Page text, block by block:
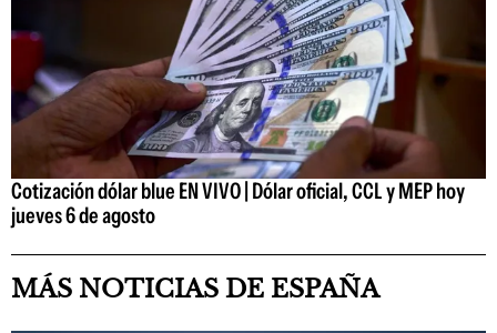
Cotización dólar blue EN VIVO | Dólar oficial, CCL y MEP hoy
jueves 6 de agosto
MÁS NOTICIAS DE ESPAÑA